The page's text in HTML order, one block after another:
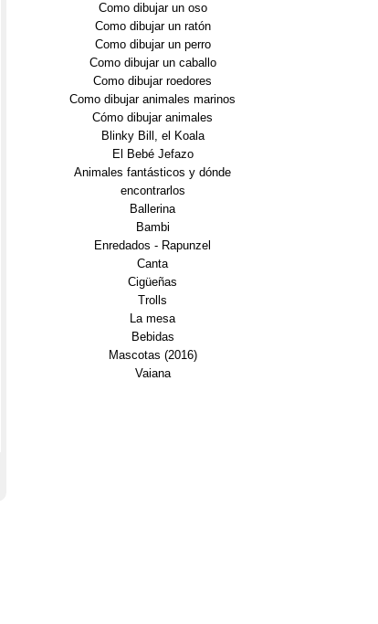
Como dibujar un oso
Como dibujar un ratón
Como dibujar un perro
Como dibujar un caballo
Como dibujar roedores
Como dibujar animales marinos
Cómo dibujar animales
Blinky Bill, el Koala
El Bebé Jefazo
Animales fantásticos y dónde
encontrarlos
Ballerina
Bambi
Enredados - Rapunzel
Canta
Cigüeñas
Trolls
La mesa
Bebidas
Mascotas (2016)
Vaiana